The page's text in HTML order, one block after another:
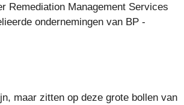
Remediation Management Services
ondernemingen van BP -
maar zitten op deze grote bollen van